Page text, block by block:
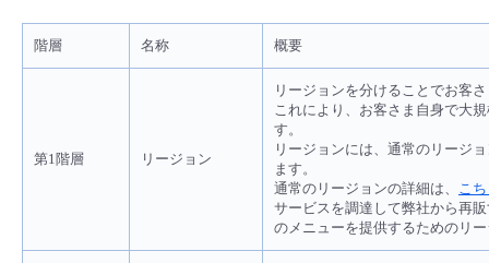
階層 名称 概要
第1階層 リージョン
リージョンを分けることでお客
これにより、お客さま自身で大
す。
リージョンには、通常のリージ
ます。
通常のリージョンの詳細は、 こ
サービスを調達して弊社から再
のメニューを提供するためのリ